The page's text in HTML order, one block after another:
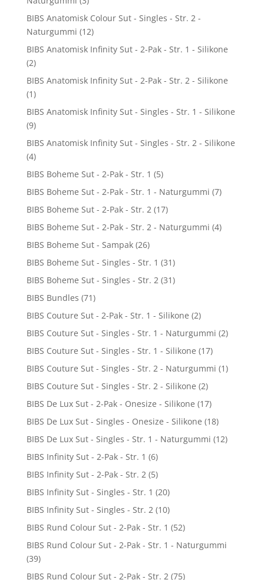
BIBS Anatomisk Colour Sut - Singles - Str. 2 -
Naturgummi (12)
BIBS Anatomisk Infinity Sut - 2-Pak - Str. 1 - Silikone
(2)
BIBS Anatomisk Infinity Sut - 2-Pak - Str. 2 - Silikone
(1)
BIBS Anatomisk Infinity Sut - Singles - Str. 1 - Silikone
(9)
BIBS Anatomisk Infinity Sut - Singles - Str. 2 - Silikone
(4)
BIBS Boheme Sut - 2-Pak - Str. 1 (5)
BIBS Boheme Sut - 2-Pak - Str. 1 - Naturgummi (7)
BIBS Boheme Sut - 2-Pak - Str. 2 (17)
BIBS Boheme Sut - 2-Pak - Str. 2 - Naturgummi (4)
BIBS Boheme Sut - Sampak (26)
BIBS Boheme Sut - Singles - Str. 1 (31)
BIBS Boheme Sut - Singles - Str. 2 (31)
BIBS Bundles (71)
BIBS Couture Sut - 2-Pak - Str. 1 - Silikone (2)
BIBS Couture Sut - Singles - Str. 1 - Naturgummi (2)
BIBS Couture Sut - Singles - Str. 1 - Silikone (17)
BIBS Couture Sut - Singles - Str. 2 - Naturgummi (1)
BIBS Couture Sut - Singles - Str. 2 - Silikone (2)
BIBS De Lux Sut - 2-Pak - Onesize - Silikone (17)
BIBS De Lux Sut - Singles - Onesize - Silikone (18)
BIBS De Lux Sut - Singles - Str. 1 - Naturgummi (12)
BIBS Infinity Sut - 2-Pak - Str. 1 (6)
BIBS Infinity Sut - 2-Pak - Str. 2 (5)
BIBS Infinity Sut - Singles - Str. 1 (20)
BIBS Infinity Sut - Singles - Str. 2 (10)
BIBS Rund Colour Sut - 2-Pak - Str. 1 (52)
BIBS Rund Colour Sut - 2-Pak - Str. 1 - Naturgummi
(39)
BIBS Rund Colour Sut - 2-Pak - Str. 2 (75)